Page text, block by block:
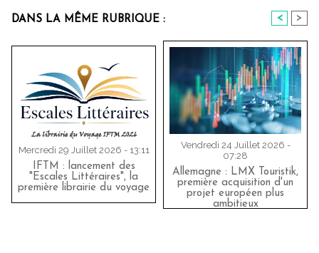
DANS LA MÊME RUBRIQUE : < >
Mercredi 29 Juillet 2026 - 13:11
IFTM : lancement des
"Escales Littéraires", la
première librairie du voyage
Vendredi 24 Juillet 2026 -
07:28
Allemagne : LMX Touristik,
première acquisition d'un
projet européen plus
ambitieux